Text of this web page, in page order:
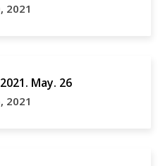
2021
May. 26
2021